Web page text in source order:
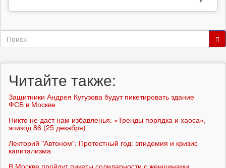
Форма
Читайте также:
Защитники Андрея Кутузова будут пикетировать здание
ФСБ в Москве
Никто не даст нам избавленья: «Тренды порядка и хаоса»,
эпизод 86 (25 декабря)
Лекторий "Автоном": Протестный год: эпидемия и кризис
капитализма